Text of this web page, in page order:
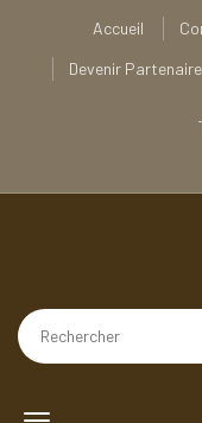
Accueil
Devenir Partenaire